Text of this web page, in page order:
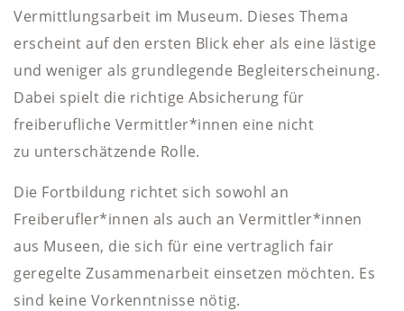
Vermittlungsarbeit im Museum. Dieses Thema
erscheint auf den ersten Blick eher als eine lästige
und weniger als grundlegende Begleiterscheinung.
Dabei spielt die richtige Absicherung für
freiberufliche Vermittler*innen eine nicht
zu unterschätzende Rolle.
Die Fortbildung richtet sich sowohl an
Freiberufler*innen als auch an Vermittler*innen
aus Museen, die sich für eine vertraglich fair
geregelte Zusammenarbeit einsetzen möchten. Es
sind keine Vorkenntnisse nötig.